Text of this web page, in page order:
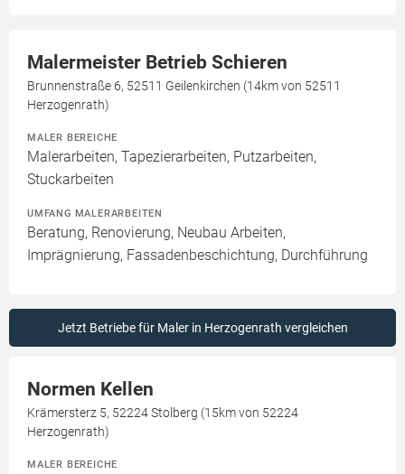
Malermeister Betrieb Schieren
Brunnenstraße 6, 52511 Geilenkirchen (14km von 52511
Herzogenrath)
MALER BEREICHE
Malerarbeiten, Tapezierarbeiten, Putzarbeiten,
Stuckarbeiten
UMFANG MALERARBEITEN
Beratung, Renovierung, Neubau Arbeiten,
Imprägnierung, Fassadenbeschichtung, Durchführung
Jetzt Betriebe für Maler in Herzogenrath vergleichen
Normen Kellen
Krämersterz 5, 52224 Stolberg (15km von 52224
Herzogenrath)
MALER BEREICHE